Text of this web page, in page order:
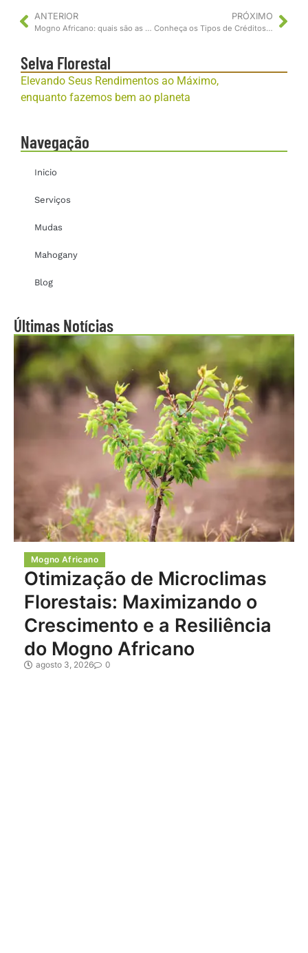
ANTERIOR
Mogno Africano: quais são as espécies e como escolher a ideal
PRÓXIMO
Conheça os Tipos de Créditos de Carbono
Selva Florestal
Elevando Seus Rendimentos ao Máximo,
enquanto fazemos bem ao planeta
Navegação
Inicio
Serviços
Mudas
Mahogany
Blog
Últimas Notícias
Mogno Africano
Otimização de Microclimas
Florestais: Maximizando o
Crescimento e a Resiliência
do Mogno Africano
agosto 3, 2026 0